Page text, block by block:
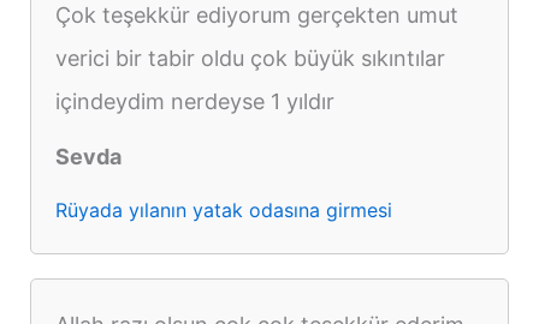
Çok teşekkür ediyorum gerçekten umut
verici bir tabir oldu çok büyük sıkıntılar
içindeydim nerdeyse 1 yıldır
Sevda
Rüyada yılanın yatak odasına girmesi